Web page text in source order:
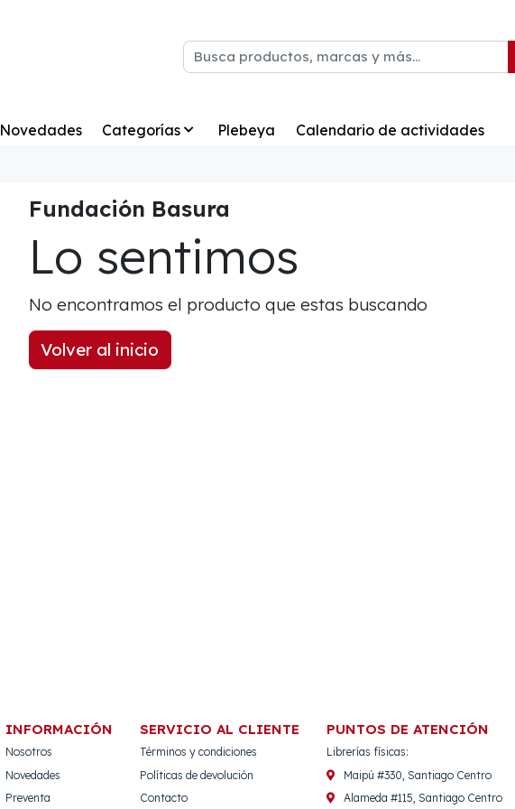
Novedades Categorías Plebeya Calendario de actividades
Fundación Basura
Lo sentimos
No encontramos el producto que estas buscando
Volver al inicio
INFORMACIÓN
Nosotros
Novedades
Preventa
SERVICIO AL CLIENTE
Términos y condiciones
Políticas de devolución
Contacto
PUNTOS DE ATENCIÓN
Librerías físicas:
Maipú #330, Santiago Centro
Alameda #115, Santiago Centro